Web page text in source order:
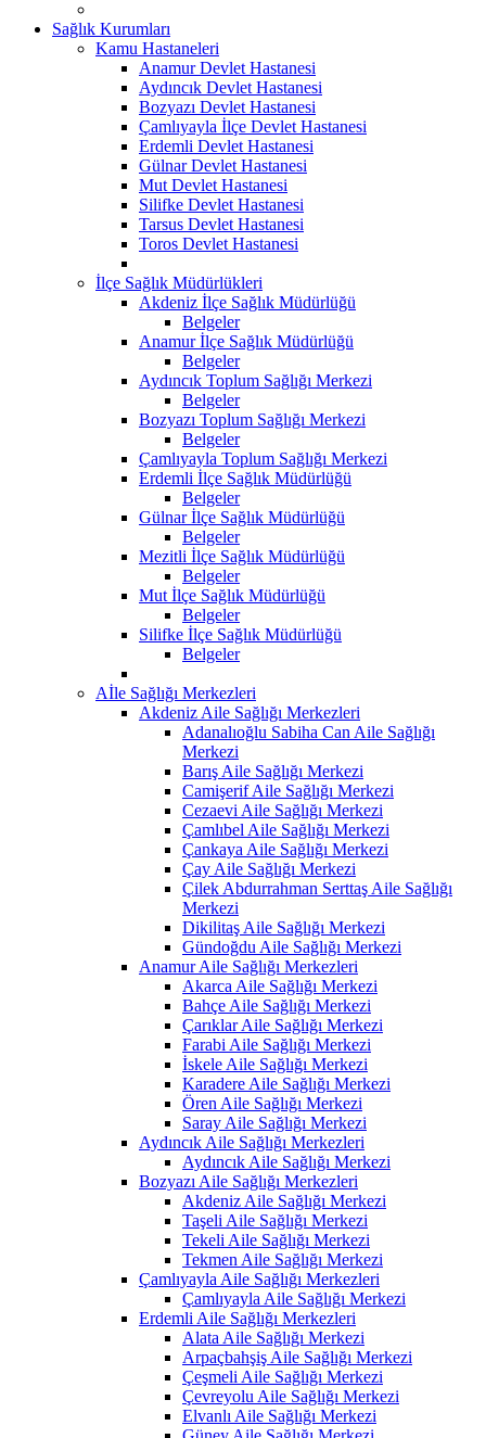
Sağlık Kurumları
Kamu Hastaneleri
Anamur Devlet Hastanesi
Aydıncık Devlet Hastanesi
Bozyazı Devlet Hastanesi
Çamlıyayla İlçe Devlet Hastanesi
Erdemli Devlet Hastanesi
Gülnar Devlet Hastanesi
Mut Devlet Hastanesi
Silifke Devlet Hastanesi
Tarsus Devlet Hastanesi
Toros Devlet Hastanesi
İlçe Sağlık Müdürlükleri
Akdeniz İlçe Sağlık Müdürlüğü
Belgeler
Anamur İlçe Sağlık Müdürlüğü
Belgeler
Aydıncık Toplum Sağlığı Merkezi
Belgeler
Bozyazı Toplum Sağlığı Merkezi
Belgeler
Çamlıyayla Toplum Sağlığı Merkezi
Erdemli İlçe Sağlık Müdürlüğü
Belgeler
Gülnar İlçe Sağlık Müdürlüğü
Belgeler
Mezitli İlçe Sağlık Müdürlüğü
Belgeler
Mut İlçe Sağlık Müdürlüğü
Belgeler
Silifke İlçe Sağlık Müdürlüğü
Belgeler
Aİle Sağlığı Merkezleri
Akdeniz Aile Sağlığı Merkezleri
Adanalıoğlu Sabiha Can Aile Sağlığı
Merkezi
Barış Aile Sağlığı Merkezi
Camişerif Aile Sağlığı Merkezi
Cezaevi Aile Sağlığı Merkezi
Çamlıbel Aile Sağlığı Merkezi
Çankaya Aile Sağlığı Merkezi
Çay Aile Sağlığı Merkezi
Çilek Abdurrahman Serttaş Aile Sağlığı
Merkezi
Dikilitaş Aile Sağlığı Merkezi
Gündoğdu Aile Sağlığı Merkezi
Anamur Aile Sağlığı Merkezleri
Akarca Aile Sağlığı Merkezi
Bahçe Aile Sağlığı Merkezi
Çarıklar Aile Sağlığı Merkezi
Farabi Aile Sağlığı Merkezi
İskele Aile Sağlığı Merkezi
Karadere Aile Sağlığı Merkezi
Ören Aile Sağlığı Merkezi
Saray Aile Sağlığı Merkezi
Aydıncık Aile Sağlığı Merkezleri
Aydıncık Aile Sağlığı Merkezi
Bozyazı Aile Sağlığı Merkezleri
Akdeniz Aile Sağlığı Merkezi
Taşeli Aile Sağlığı Merkezi
Tekeli Aile Sağlığı Merkezi
Tekmen Aile Sağlığı Merkezi
Çamlıyayla Aile Sağlığı Merkezleri
Çamlıyayla Aile Sağlığı Merkezi
Erdemli Aile Sağlığı Merkezleri
Alata Aile Sağlığı Merkezi
Arpaçbahşiş Aile Sağlığı Merkezi
Çeşmeli Aile Sağlığı Merkezi
Çevreyolu Aile Sağlığı Merkezi
Elvanlı Aile Sağlığı Merkezi